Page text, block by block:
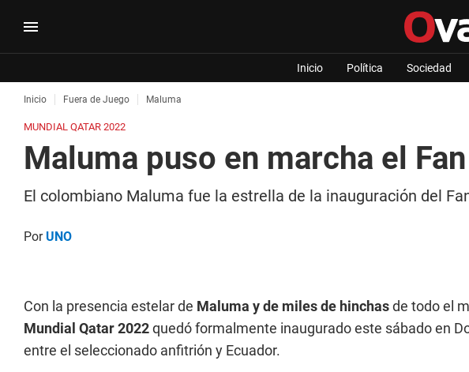
Inicio Política Sociedad
Inicio Fuera de Juego Maluma
MUNDIAL QATAR 2022
Maluma puso en marcha el
El colombiano Maluma fue la estrella de la inauguración del
PorUNO
Con la presencia estelar de Maluma y de miles de hinchasde todo el
Mundial Qatar 2022quedó formalmente inaugurado este sábado en
entre el seleccionado anfitrión y Ecuador.